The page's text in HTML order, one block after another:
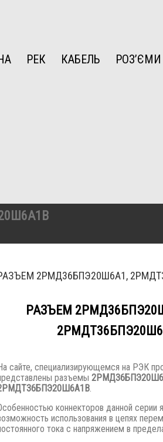
РЕК КАБЕЛЬ РОЗ’ЄМИ
2РМД36БПЭ20Ш6А1,
РАЗЪЕМ
сайте, специализирующемся на РЭК
разъемы
.
коннекторов данной серии
использования в цепях
тока с напряжением в